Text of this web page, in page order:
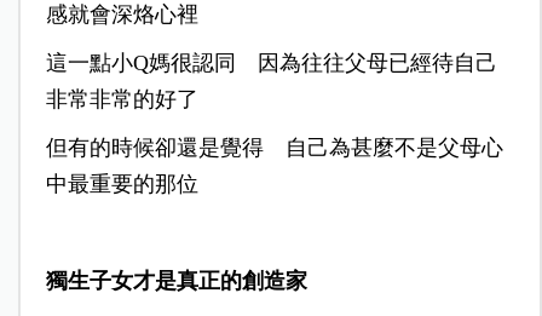
感就會深烙心裡
這一點小Q媽很認同 因為往往父母已經待自己
非常非常的好了
但有的時候卻還是覺得 自己為甚麼不是父母心
中最重要的那位
獨生子女才是真正的創造家